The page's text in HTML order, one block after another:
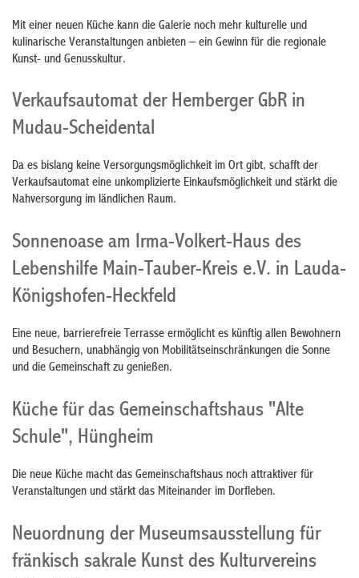
Mit einer neuen Küche kann die Galerie noch mehr kulturelle und
kulinarische Veranstaltungen anbieten – ein Gewinn für die regionale
Kunst- und Genusskultur.
Verkaufsautomat der Hemberger GbR in
Mudau-Scheidental
Da es bislang keine Versorgungsmöglichkeit im Ort gibt, schafft der
Verkaufsautomat eine unkomplizierte Einkaufsmöglichkeit und stärkt die
Nahversorgung im ländlichen Raum.
Sonnenoase am Irma-Volkert-Haus des
Lebenshilfe Main-Tauber-Kreis e.V. in Lauda-
Königshofen-Heckfeld
Eine neue, barrierefreie Terrasse ermöglicht es künftig allen Bewohnern
und Besuchern, unabhängig von Mobilitätseinschränkungen die Sonne
und die Gemeinschaft zu genießen.
Küche für das Gemeinschaftshaus "Alte
Schule", Hüngheim
Die neue Küche macht das Gemeinschaftshaus noch attraktiver für
Veranstaltungen und stärkt das Miteinander im Dorfleben.
Neuordnung der Museumsausstellung für
fränkisch sakrale Kunst des Kulturvereins